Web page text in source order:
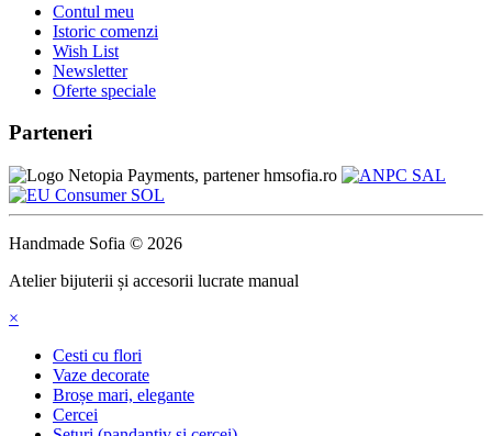
Contul meu
Istoric comenzi
Wish List
Newsletter
Oferte speciale
Parteneri
Handmade Sofia © 2026
Atelier bijuterii și accesorii lucrate manual
×
Cesti cu flori
Vaze decorate
Broșe mari, elegante
Cercei